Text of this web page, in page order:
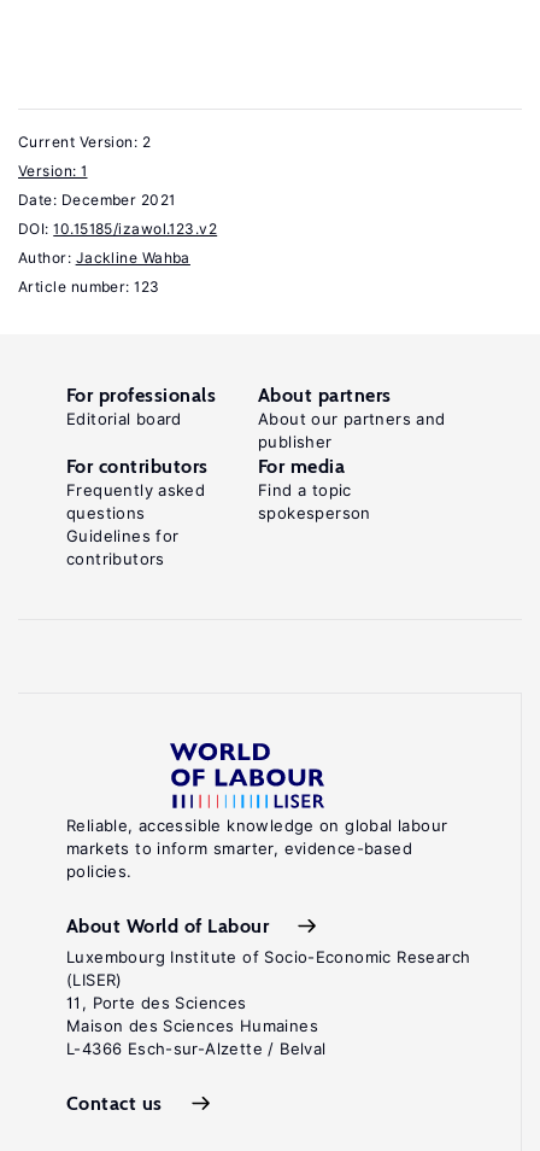
King,
R.,
Kuschminder,
Handbook
Cheltenham:
Elgar,
2021.
Key
and
Social
Affairs,
Population
Division
International
Migration
2020
Current Version: 2
Version: 1
Date: December 2021
DOI: 10.15185/izawol.123.v2
Author: Jackline Wahba
Article number: 123
Reliable, accessible knowledge on global labour
markets to inform smarter, evidence-based
policies.
About World of Labour
Luxembourg Institute of Socio-Economic Research
(LISER)
11, Porte des Sciences
Maison des Sciences Humaines
L-4366 Esch-sur-Alzette / Belval
Contact us
For professionals
Editorial board
About partners
About our partners and
publisher
For contributors
Frequently asked
questions
Guidelines for
contributors
For media
Find a topic
spokesperson